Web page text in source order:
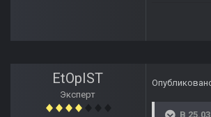
EtOpIST
Эксперт
В